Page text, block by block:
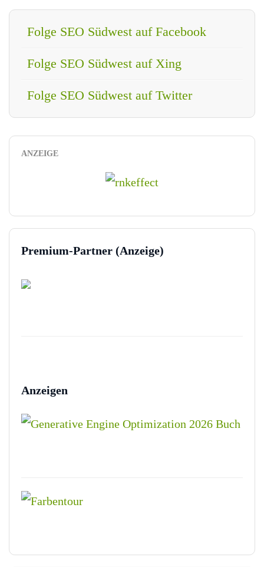
Folge SEO Südwest auf Facebook
Folge SEO Südwest auf Xing
Folge SEO Südwest auf Twitter
ANZEIGE
Premium-Partner (Anzeige)
Anzeigen